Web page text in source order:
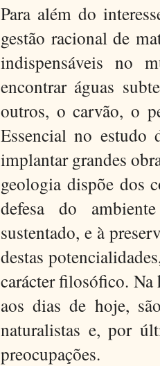
Para além do
gestão racional de
indispensáveis no
encontrar águas
outros, o carvão, o
Essencial no estudo
implantar grandes
geologia dispõe dos
defesa do
sustentado, e à
destas
carácter filosófico.
aos dias de hoje,
naturalistas e, por
preocupações.